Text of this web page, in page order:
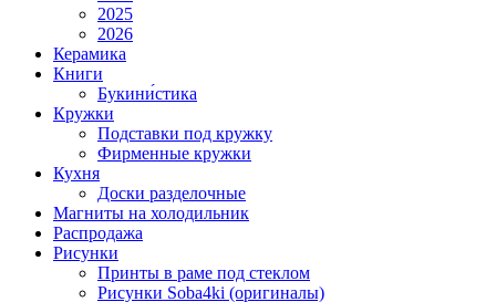
2025
2026
Керамика
Книги
Букини́стика
Кружки
Подставки под кружку
Фирменные кружки
Кухня
Доски разделочные
Магниты на холодильник
Распродажа
Рисунки
Принты в раме под стеклом
Рисунки Soba4ki (оригиналы)